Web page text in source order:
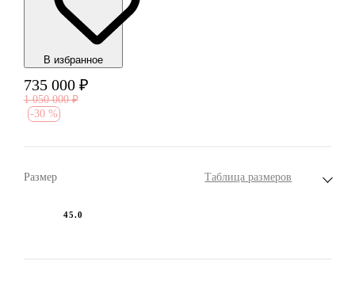
В избранноe
735 000 ₽
1 050 000 ₽
-30 %
Размер Таблица размеров
45.0